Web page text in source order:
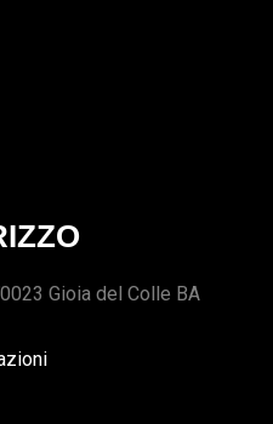
Gioia del Colle BA